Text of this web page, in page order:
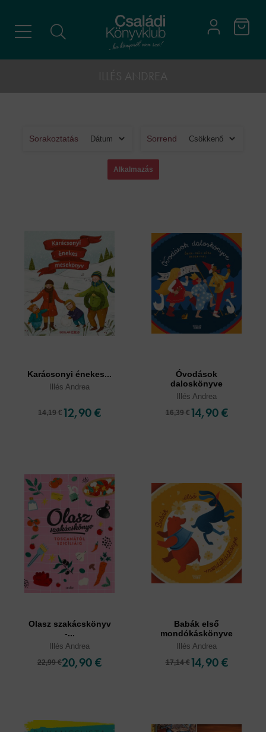
Sorakoztatás Sorrend
Karácsonyi énekes...
Illés Andrea
14,19 €12,90 €
Óvodások
daloskönyve
Illés Andrea
16,39 € 14,90 €
Olasz szakácskönyv
-...
Illés Andrea
22,99 €20,90 €
Babák első
mondókáskönyve
Illés Andrea
17,14 € 14,90 €